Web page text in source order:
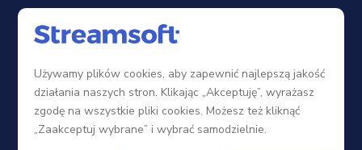
Sieć sprzedaży
Szkolenia
Portal Partnera
Używamy plików cookies, aby zapewnić najlepszą jakość
działania naszych stron. Klikając „Akceptuję”, wyrażasz
zgodę na wszystkie pliki cookies. Możesz też kliknąć
„Zaakceptuj wybrane” i wybrać samodzielnie.